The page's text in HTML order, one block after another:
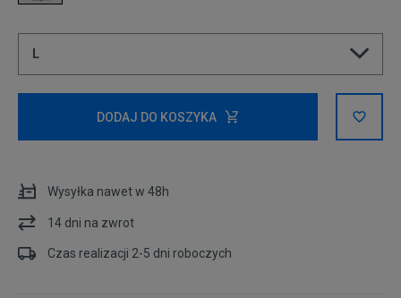
L
dostępności
M
Powiadom o
DODAJ DO KOSZYKA
Wysyłka nawet w 48h
14 dni na zwrot
Czas realizacji 2-5 dni roboczych